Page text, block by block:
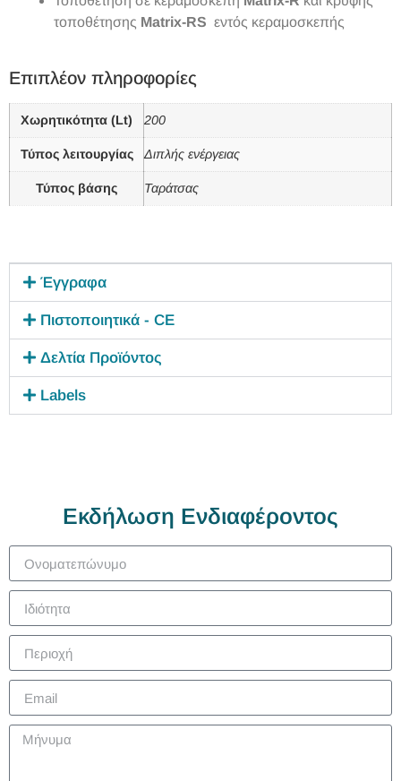
τοποθέτησης Matrix-RS εντός κεραμοσκεπής
Επιπλέον πληροφορίες
Χωρητικότητα (Lt) 200
Τύπος λειτουργίας Διπλής ενέργειας
Τύπος βάσης Ταράτσας
Έγγραφα
Πιστοποιητικά - CE
Δελτία Προϊόντος
Labels
Εκδήλωση Ενδιαφέροντος